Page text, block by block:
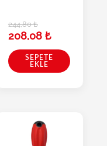
244,80₺
208,08 ₺
SEPETE
EKLE